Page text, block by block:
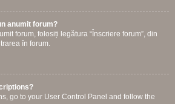
anumit forum?
forum, folosiți legătura “Înscriere forum”, din
în forum.
go to your User Control Panel and follow the